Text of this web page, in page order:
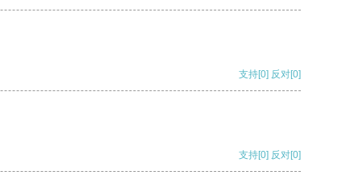
支持[0] 反对[0]
支持[0] 反对[0]